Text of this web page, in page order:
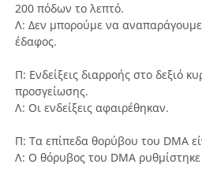
200 πόδων το λεπτό.
Λ: Δεν μπορούμε να
έδαφος.
Π: Ενδείξεις διαρροής στο δεξιό
προσγείωσης.
Λ: Οι ενδείξεις αφαιρέθηκαν.
Π: Τα επίπεδα θορύβου του DMA
Λ: Ο θόρυβος του DMA ρυθμίστηκε